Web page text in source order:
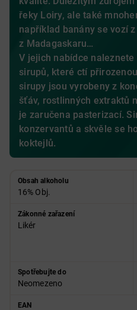
řeky Loiry, ale také
například banány se vozí
z Madagaskaru…
V jejich nabídce
sirupů, které ctí
sirupy jsou vyrobeny z
šťáv, rostlinných extraktů
je zaručena pasterizací.
konzervantů a skvěle se
koktejlů.
Obsah alkoholu
16% Obj.
Zákonné zařazení
Likér
Spotřebujte do
Neomezeno
EAN